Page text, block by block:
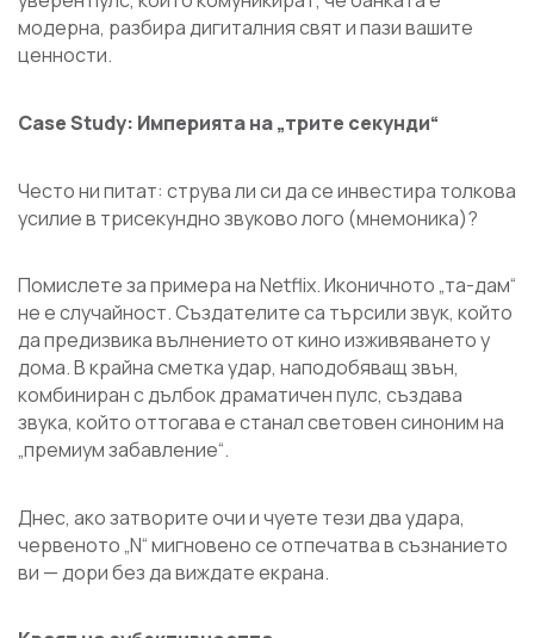
модерна, разбира дигиталния свят и пази вашите
ценности.
Case Study: Империята на „трите секунди“
Често ни питат: струва ли си да се инвестира толкова
усилие в трисекундно звуково лого (мнемоника)?
Помислете за примера на Netflix. Иконичното „та-дам“
не е случайност. Създателите са търсили звук, който
да предизвика вълнението от кино изживяването у
дома. В крайна сметка удар, наподобяващ звън,
комбиниран с дълбок драматичен пулс, създава
звука, който оттогава е станал световен синоним на
„премиум забавление“.
Днес, ако затворите очи и чуете тези два удара,
червеното „N“ мигновено се отпечатва в съзнанието
ви — дори без да виждате екрана.